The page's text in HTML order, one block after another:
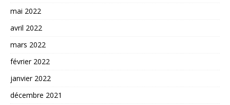
mai 2022
avril 2022
mars 2022
février 2022
janvier 2022
décembre 2021